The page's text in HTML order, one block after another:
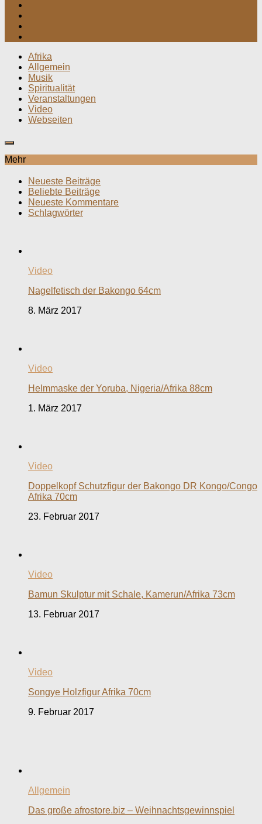
Afrika
Allgemein
Musik
Spiritualität
Veranstaltungen
Video
Webseiten
Mehr
Neueste Beiträge
Beliebte Beiträge
Neueste Kommentare
Schlagwörter
Video
Nagelfetisch der Bakongo 64cm
8. März 2017
Video
Helmmaske der Yoruba, Nigeria/Afrika 88cm
1. März 2017
Video
Doppelkopf Schutzfigur der Bakongo DR Kongo/Congo
Afrika 70cm
23. Februar 2017
Video
Bamun Skulptur mit Schale, Kamerun/Afrika 73cm
13. Februar 2017
Video
Songye Holzfigur Afrika 70cm
9. Februar 2017
Allgemein
Das große afrostore.biz – Weihnachtsgewinnspiel